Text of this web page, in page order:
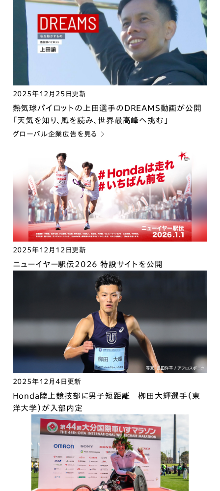
2025年12月25日更新
熱気球パイロットの上田選手のDREAMS動画が公開
「天気を知り、風を読み、世界最高峰へ挑む」
グローバル企業広告を見る
2025年12月12日更新
ニューイヤー駅伝2026 特設サイトを公開
2025年12月4日更新
Honda陸上競技部に男子短距離 栁田大輝選手（東
洋大学）が入部内定